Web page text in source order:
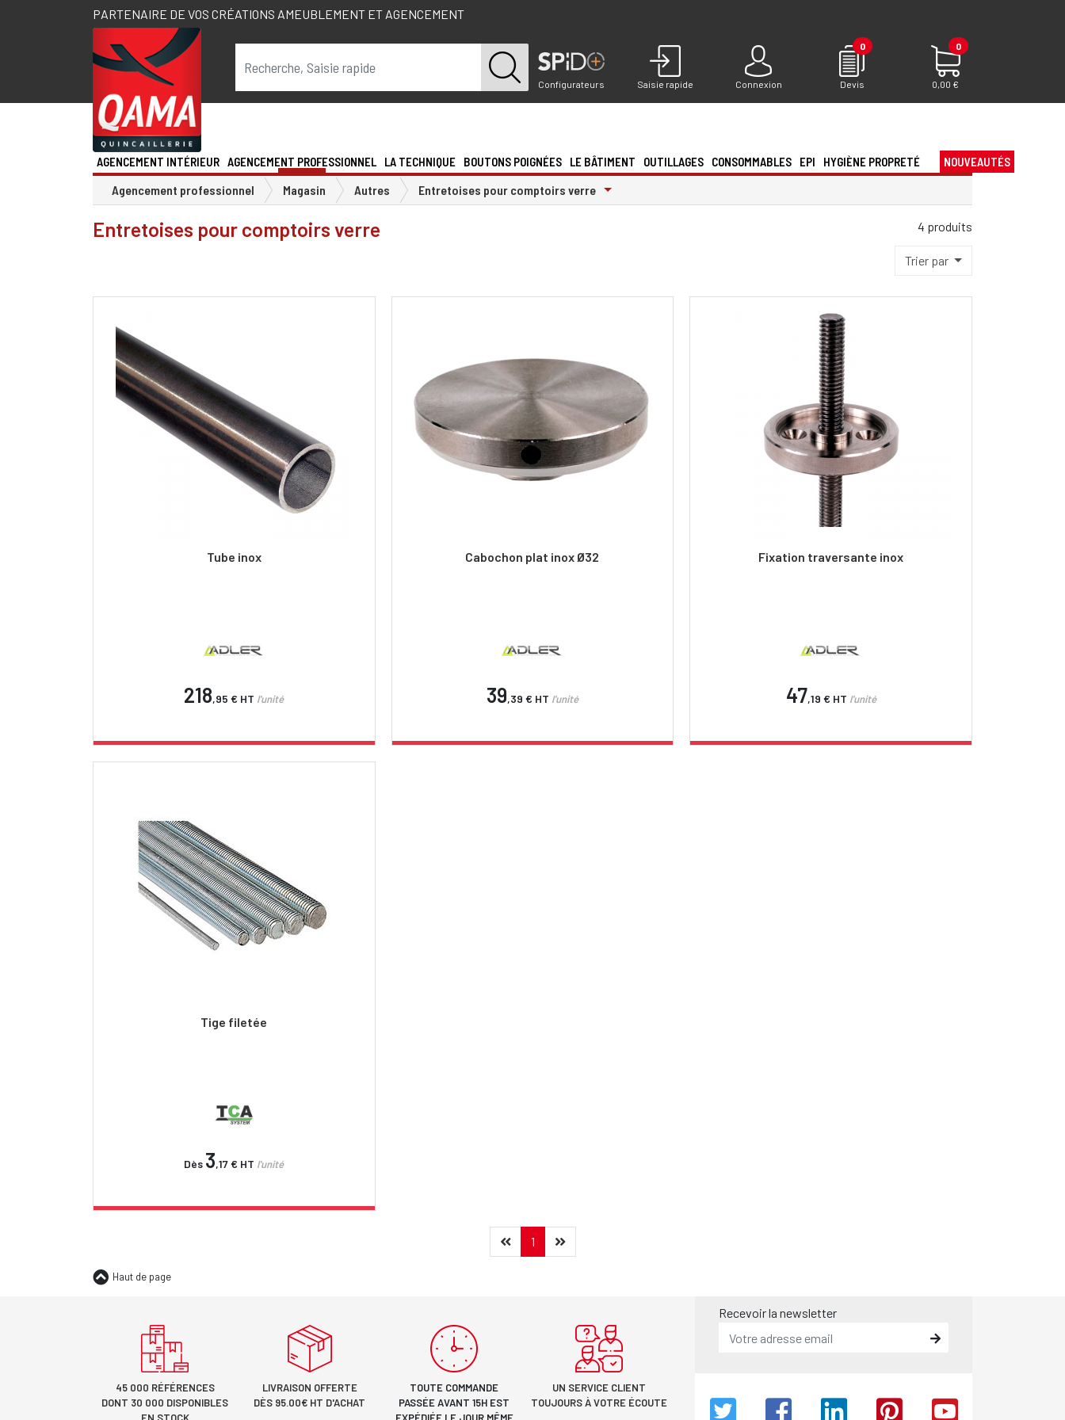
PARTENAIRE DE VOS CRÉATIONS AMEUBLEMENT ET AGENCEMENT
Configurateurs Saisie rapide Connexion
0
Devis
0
0,00 €
AGENCEMENT INTÉRIEUR AGENCEMENT PROFESSIONNEL LA TECHNIQUE BOUTONS POIGNÉES LE BÂTIMENT OUTILLAGES CONSOMMABLES EPI HYGIÈNE PROPRETÉ NOUVEAUTÉS
Agencement professionnel Magasin Autres Entretoises pour comptoirs verre Toggle Dropdown
Entretoises pour comptoirs verre 4 produits
Trier par
Tube inox
218,95 € HT l'unité
Cabochon plat inox Ø32
39,39 € HT l'unité
Fixation traversante inox
47,19 € HT l'unité
Tige filetée
Dès 3,17 € HT l'unité
Précédent
1(current)Suivant
Haut de page
45 000 RÉFÉRENCES
DONT 30 000 DISPONIBLES
LIVRAISON OFFERTE
DÈS 95.00€ HT D'ACHAT
TOUTE COMMANDE
PASSÉE AVANT 15H EST
UN SERVICE CLIENT
TOUJOURS À VOTRE ÉCOUTE
Recevoir la newsletter